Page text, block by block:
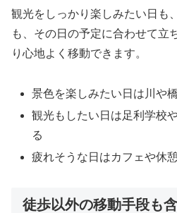
観光をしっかり楽しみたい日も
も、その日の予定に合わせて立
り心地よく移動できます。
景色を楽しみたい日は川や
観光もしたい日は足利学校
る
疲れそうな日はカフェや休
徒歩以外の移動手段も